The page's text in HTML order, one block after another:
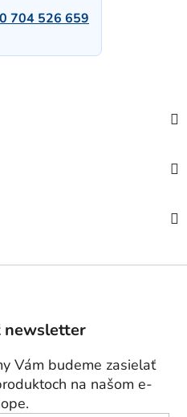
704 526 659
newsletter
Vám budeme zasielať
na našom e-